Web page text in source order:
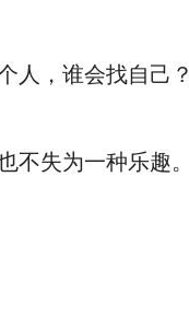
人，谁会找自己
不失为一种乐趣